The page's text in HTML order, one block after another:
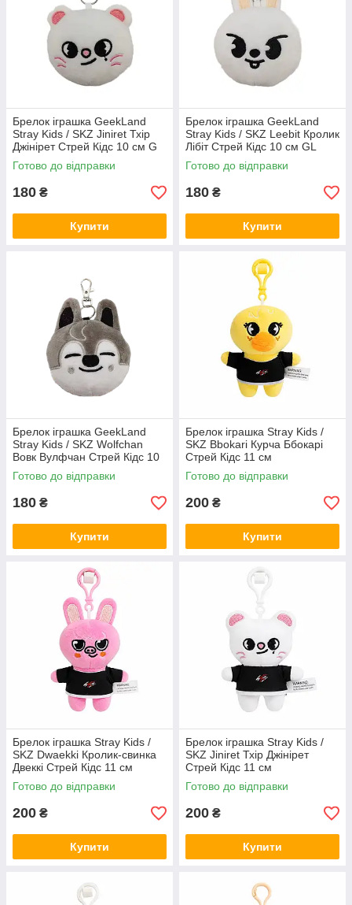
Брелок іграшка GeekLand
Stray Kids / SKZ Jiniret Тхір
Джінірет Стрей Кідс 10 см G
SKZ J08
Готово до відправки
180 ₴
Купити
Брелок іграшка GeekLand
Stray Kids / SKZ Leebit Кролик
Лібіт Стрей Кідс 10 см GL
SKZ L 06
Готово до відправки
180 ₴
Купити
Брелок іграшка GeekLand
Stray Kids / SKZ Wolfchan
Вовк Вулфчан Стрей Кідс 10
см G SKZ04
Готово до відправки
180 ₴
Купити
Брелок іграшка Stray Kids /
SKZ Bbokari Курча Ббокарі
Стрей Кідс 11 см
Готово до відправки
200 ₴
Купити
Брелок іграшка Stray Kids /
SKZ Dwaekki Кролик-свинка
Двеккі Стрей Кідс 11 см
Готово до відправки
200 ₴
Купити
Брелок іграшка Stray Kids /
SKZ Jiniret Тхір Джінірет
Стрей Кідс 11 см
Готово до відправки
200 ₴
Купити